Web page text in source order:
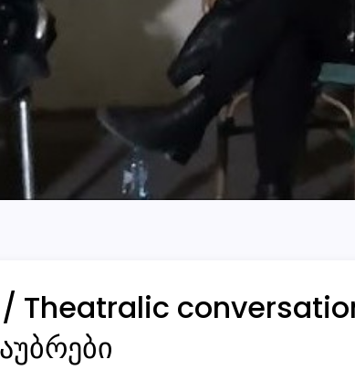
Theatralic